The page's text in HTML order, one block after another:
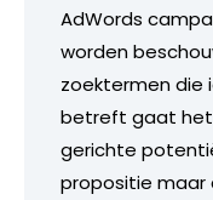
AdWords
worden
zoektermen die
betreft gaat het
gerichte
propositie maar